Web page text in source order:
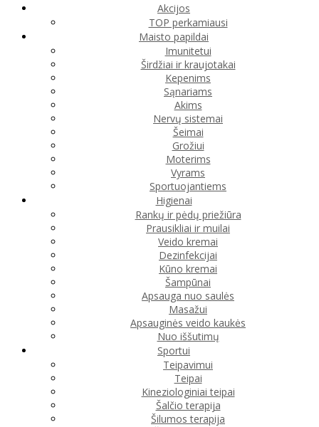
Akcijos
TOP perkamiausi
Maisto papildai
Imunitetui
Širdžiai ir kraujotakai
Kepenims
Sąnariams
Akims
Nervų sistemai
Šeimai
Grožiui
Moterims
Vyrams
Sportuojantiems
Higienai
Rankų ir pėdų priežiūra
Prausikliai ir muilai
Veido kremai
Dezinfekcijai
Kūno kremai
Šampūnai
Apsauga nuo saulės
Masažui
Apsauginės veido kaukės
Nuo iššutimų
Sportui
Teipavimui
Teipai
Kineziologiniai teipai
Šalčio terapija
Šilumos terapija